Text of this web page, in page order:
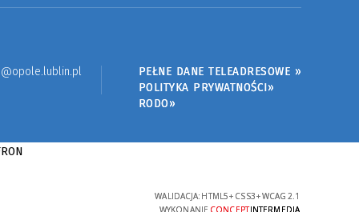
PEŁNE DANE TELEADRESOWE »
POLITYKA PRYWATNOŚCI»
RODO»
WALIDACJA: HTML5+ CSS3+WCAG 2.1
WYKONANIE CONCEPTINTERMEDIA